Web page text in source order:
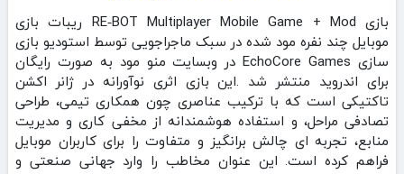
بازی RE‑BOT Multiplayer Mobile Game + Mod ریبات بازی
موبایل چند نفره مود شده در سبک ماجراجویی توسط استودیو بازی
سازی EchoCore Games‏ در وبسایت منو مود به صورت رایگان
برای اندروید منتشر شد .این بازی اثری نوآورانه در ژانر اکشن
تاکتیکی است که با ترکیب عناصری چون همکاری تیمی، طراحی
تصادفی مراحل، و استفاده هوشمندانه از مخفی‌ کاری و مدیریت
منابع، تجربه‌ ای چالش‌ برانگیز و متفاوت را برای کاربران موبایل
فراهم کرده است. این عنوان مخاطب را وارد جهانی صنعتی و